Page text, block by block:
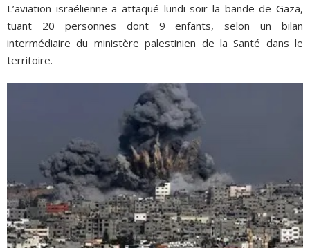
L’aviation israélienne a attaqué lundi soir la bande de Gaza,
tuant 20 personnes dont 9 enfants, selon un bilan
intermédiaire du ministère palestinien de la Santé dans le
territoire.